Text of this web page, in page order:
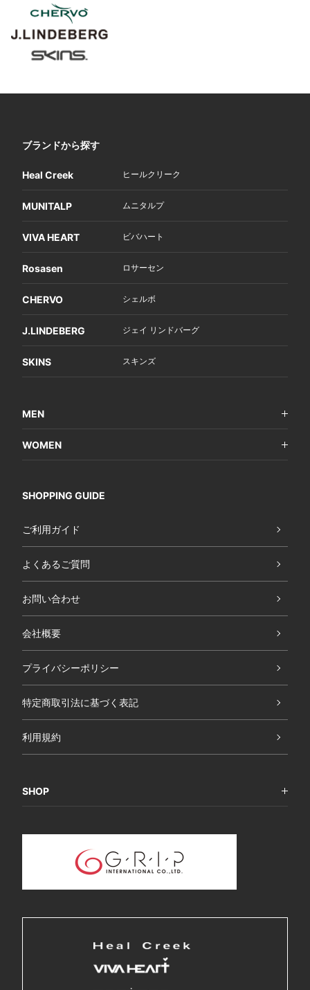
ブランドから探す
Heal Creek ヒールクリーク
MUNITALP ムニタルプ
VIVA HEART ビバハート
Rosasen ロサーセン
CHERVO シェルボ
J.LINDEBERG ジェイ リンドバーグ
SKINS スキンズ
MEN
WOMEN
SHOPPING GUIDE
ご利用ガイド
よくあるご質問
お問い合わせ
会社概要
プライバシーポリシー
特定商取引法に基づく表記
利用規約
SHOP